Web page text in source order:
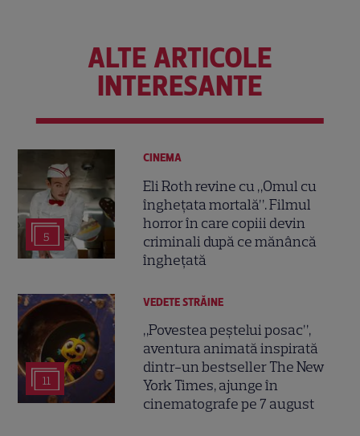
ALTE ARTICOLE
INTERESANTE
5
CINEMA
Eli Roth revine cu „Omul cu
înghețata mortală”. Filmul
horror în care copiii devin
criminali după ce mănâncă
înghețată
11
VEDETE STRĂINE
„Povestea peștelui posac”,
aventura animată inspirată
dintr-un bestseller The New
York Times, ajunge în
cinematografe pe 7 august